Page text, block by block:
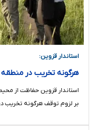
استاندار قزوین:
هرگونه تخریب در
استاندار قزوین حفاظت از
بر لزوم توقف هرگونه تخریب